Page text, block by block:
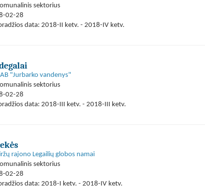
sektorius
02-28
data: 2018-II ketv. - 2018-IV ketv.
"Jurbarko vandenys"
sektorius
02-28
data: 2018-III ketv. - 2018-III ketv.
rajono Legailių globos namai
sektorius
02-28
data: 2018-I ketv. - 2018-IV ketv.